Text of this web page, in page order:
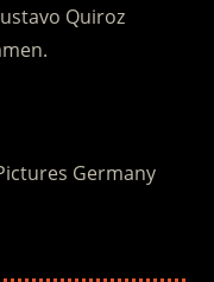
Quiroz
Germany